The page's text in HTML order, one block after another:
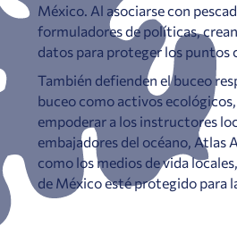
México. Al asociarse con
formuladores de políticas,
datos para proteger los puntos
También defienden el buceo
buceo como activos
empoderar a los instructores
embajadores del océano, Atlas
como los medios de vida
de México esté protegido para